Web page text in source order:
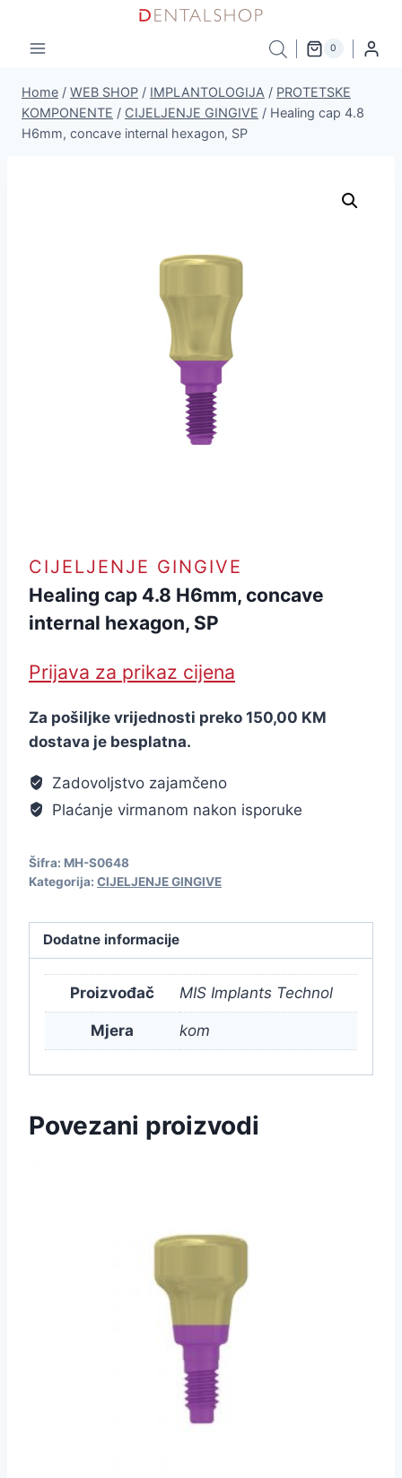
content
0
Home / WEB SHOP / IMPLANTOLOGIJA / PROTETSKE
KOMPONENTE / CIJELJENJE GINGIVE / Healing cap 4.8
H6mm, concave internal hexagon, SP
CIJELJENJE GINGIVE
Healing cap 4.8 H6mm, concave
internal hexagon, SP
Prijava za prikaz cijena
Za pošiljke vrijednosti preko 150,00 KM
dostava je besplatna.
Zadovoljstvo zajamčeno
Plaćanje virmanom nakon isporuke
Šifra: MH-S0648
Kategorija: CIJELJENJE GINGIVE
Dodatne informacije
Proizvođač MIS Implants Technol
Mjera kom
Povezani proizvodi